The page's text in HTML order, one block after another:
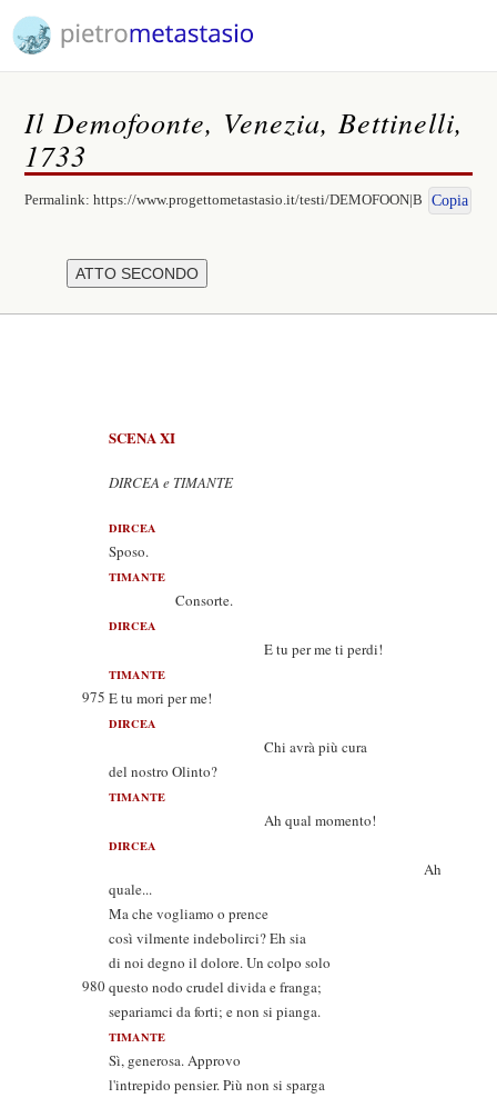
Il Demofoonte, Venezia, Bettinelli,
1733
Permalink:https://www.progettometastasio.it/testi/DEMOFOON|B Copia
SCENA XI
DIRCEA e TIMANTE
DIRCEA
Sposo.
TIMANTE
Consorte.
DIRCEA
E tu per me ti perdi!
TIMANTE
975 E tu mori per me!
DIRCEA
Chi avrà più cura
del nostro Olinto?
TIMANTE
Ah qual momento!
DIRCEA
Ah
quale...
Ma che vogliamo o prence
così vilmente indebolirci? Eh sia
di noi degno il dolore. Un colpo solo
980questo nodo crudel divida e franga;
separiamci da forti; e non si pianga.
TIMANTE
Sì, generosa. Approvo
l'intrepido pensier. Più non si sparga